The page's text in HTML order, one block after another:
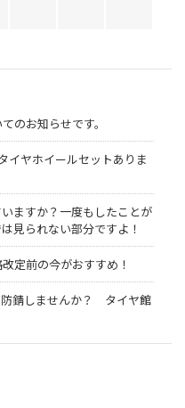
のお知らせです。
イヤホイールセットありま
ますか？一度もしたことが
見られない部分ですよ！
定前の今がおすすめ！
防錆しませんか？ タイヤ館